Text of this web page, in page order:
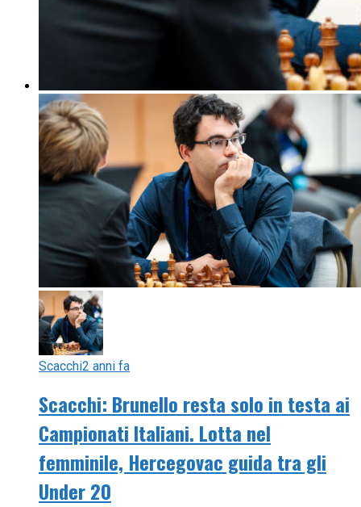
Scacchi2 anni fa
Scacchi: Brunello resta solo in testa ai
Campionati Italiani. Lotta nel
femminile, Hercegovac guida tra gli
Under 20